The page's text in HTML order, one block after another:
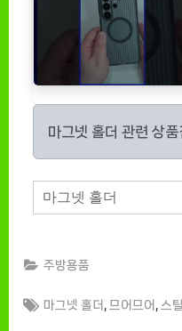
마그넷 홀더 관련 상품
주방용품
Tags:
마그넷 홀더 므어므어 스틸